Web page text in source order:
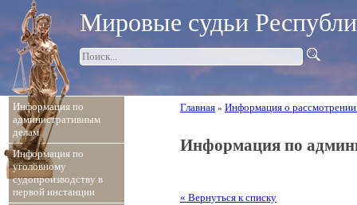
Информация по
административным
делам
Информация по
уголовному
судопроизводству в
первой инстанции
Мировые судьи
Главная » Информация о рассмотрении
Информация по
« Вернуться к списку